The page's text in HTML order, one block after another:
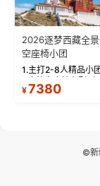
2026逐梦西藏全
空座椅小团
1.主打2-8人精品小
9座航空座椅车型（
座舱），提供VIP级
¥7380
©新